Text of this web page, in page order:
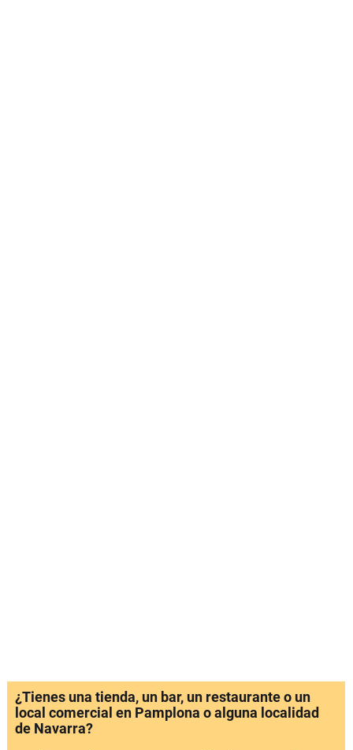
¿Tienes una tienda, un bar, un restaurante o un
local comercial en Pamplona o alguna localidad
de Navarra?